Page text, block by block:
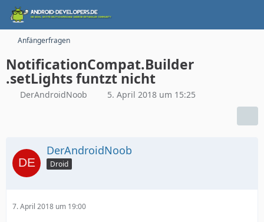
Anfängerfragen
NotificationCompat.Builder
.setLights funtzt nicht
DerAndroidNoob 5. April 2018 um 15:25
DerAndroidNoob
Droid
7. April 2018 um 19:00